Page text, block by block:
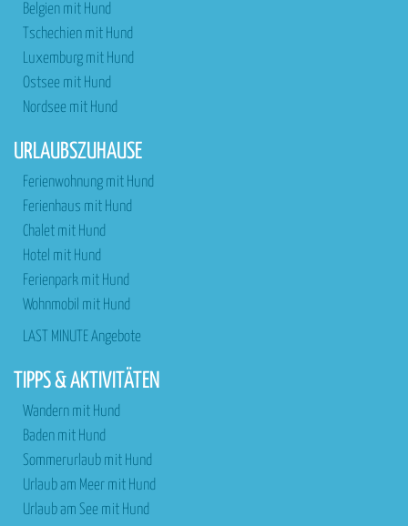
Belgien mit Hund
Tschechien mit Hund
Luxemburg mit Hund
Ostsee mit Hund
Nordsee mit Hund
URLAUBSZUHAUSE
Ferienwohnung mit Hund
Ferienhaus mit Hund
Chalet mit Hund
Hotel mit Hund
Ferienpark mit Hund
Wohnmobil mit Hund
LAST MINUTE Angebote
TIPPS & AKTIVITÄTEN
Wandern mit Hund
Baden mit Hund
Sommerurlaub mit Hund
Urlaub am Meer mit Hund
Urlaub am See mit Hund